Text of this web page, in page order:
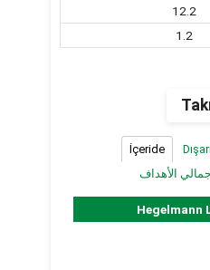
12.2
1.2
İçeride
الأهداف
Hegelmann